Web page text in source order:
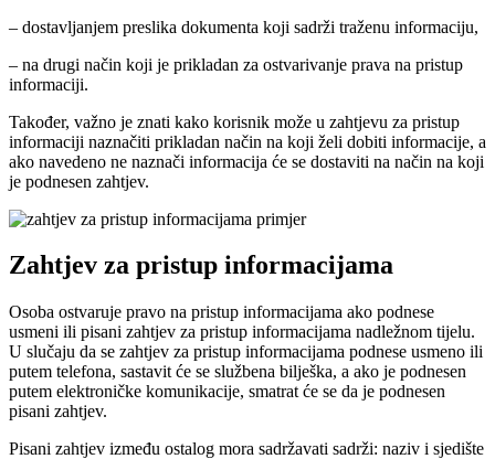
– dostavljanjem preslika dokumenta koji sadrži traženu informaciju,
– na drugi način koji je prikladan za ostvarivanje prava na pristup
informaciji.
Također, važno je znati kako korisnik može u zahtjevu za pristup
informaciji naznačiti prikladan način na koji želi dobiti informacije, a
ako navedeno ne naznači informacija će se dostaviti na način na koji
je podnesen zahtjev.
Zahtjev za pristup informacijama
Osoba ostvaruje pravo na pristup informacijama ako podnese
usmeni ili pisani zahtjev za pristup informacijama nadležnom tijelu.
U slučaju da se zahtjev za pristup informacijama podnese usmeno ili
putem telefona, sastavit će se službena bilješka, a ako je podnesen
putem elektroničke komunikacije, smatrat će se da je podnesen
pisani zahtjev.
Pisani zahtjev između ostalog mora sadržavati sadrži: naziv i sjedište